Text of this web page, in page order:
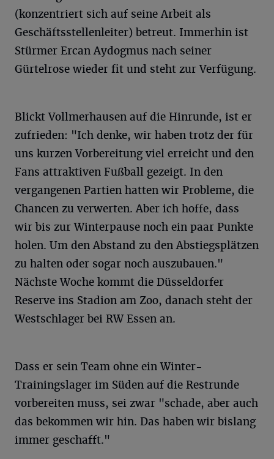
(konzentriert sich auf seine Arbeit als
Geschäftsstellenleiter) betreut. Immerhin ist
Stürmer Ercan Aydogmus nach seiner
Gürtelrose wieder fit und steht zur Verfügung.
Blickt Vollmerhausen auf die Hinrunde, ist er
zufrieden: "Ich denke, wir haben trotz der für
uns kurzen Vorbereitung viel erreicht und den
Fans attraktiven Fußball gezeigt. In den
vergangenen Partien hatten wir Probleme, die
Chancen zu verwerten. Aber ich hoffe, dass
wir bis zur Winterpause noch ein paar Punkte
holen. Um den Abstand zu den Abstiegsplätzen
zu halten oder sogar noch auszubauen."
Nächste Woche kommt die Düsseldorfer
Reserve ins Stadion am Zoo, danach steht der
Westschlager bei RW Essen an.
Dass er sein Team ohne ein Winter-
Trainingslager im Süden auf die Restrunde
vorbereiten muss, sei zwar "schade, aber auch
das bekommen wir hin. Das haben wir bislang
immer geschafft."